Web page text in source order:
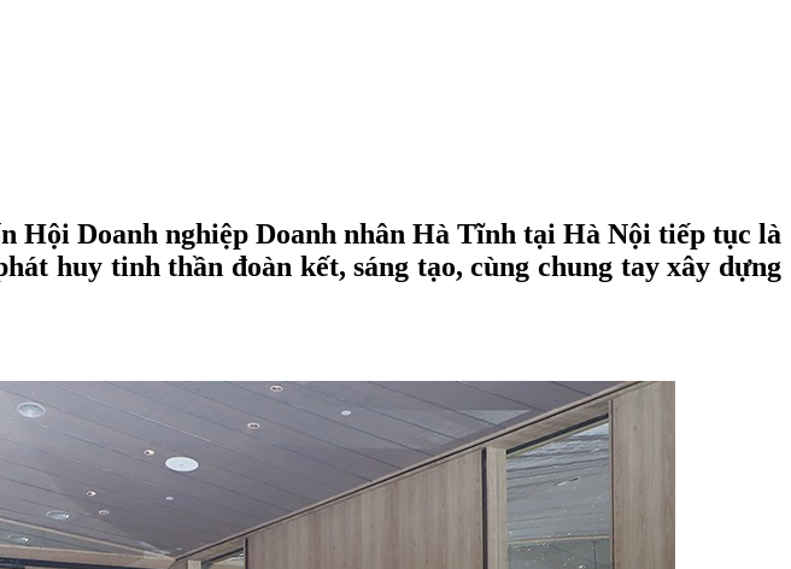
Hội Doanh nghiệp Doanh nhân Hà Tĩnh tại Hà Nội tiếp tục là
huy tinh thần đoàn kết, sáng tạo, cùng chung tay xây dựng